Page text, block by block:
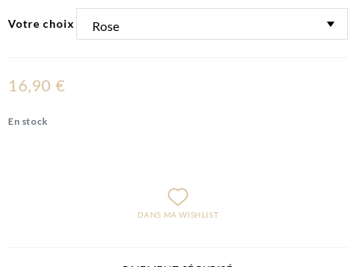
Votre choix
16,90 €
En stock
DANS MA WISHLIST